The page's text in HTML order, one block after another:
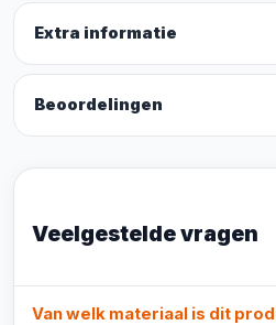
Extra informatie
Beoordelingen
Veelgestelde vragen
Van welk materiaal is dit